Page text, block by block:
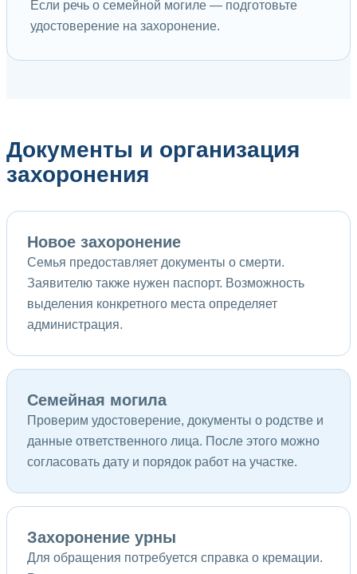
Если речь о семейной могиле — подготовьте
удостоверение на захоронение.
Документы и организация
захоронения
Новое захоронение
Семья предоставляет документы о смерти.
Заявителю также нужен паспорт. Возможность
выделения конкретного места определяет
администрация.
Семейная могила
Проверим удостоверение, документы о родстве и
данные ответственного лица. После этого можно
согласовать дату и порядок работ на участке.
Захоронение урны
Для обращения потребуется справка о кремации.